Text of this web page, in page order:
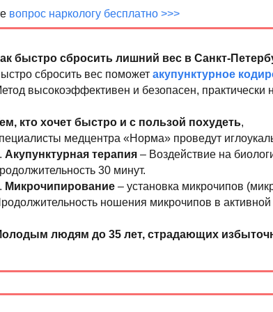
вопрос наркологу бесплатно >>>
быстро сбросить лишний вес в Санкт-
сбросить вес поможет акупунктурное
высокоэффективен и безопасен, практически
кто хочет быстро и с пользой похудеть,
медцентра «Норма» проведут
Акупунктурная терапия– Воздействие на
30 минут.
Микрочипирование– установка микрочипов
ношения микрочипов в активной
людям до 35 лет, страдающих